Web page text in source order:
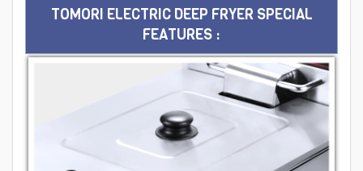
TOMORI ELECTRIC DEEP FRYER SPECIAL
FEATURES :